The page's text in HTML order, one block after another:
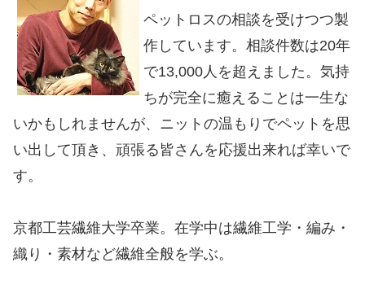
ペットロスの相談を受けつつ製
作しています。相談件数は20年
で13,000人を超えました。気持
ちが完全に癒えることは一生な
いかもしれませんが、ニットの温もりでペットを思
い出して頂き、頑張る皆さんを応援出来れば幸いで
す。
京都工芸繊維大学卒業。在学中は繊維工学・編み・
織り・素材など繊維全般を学ぶ。